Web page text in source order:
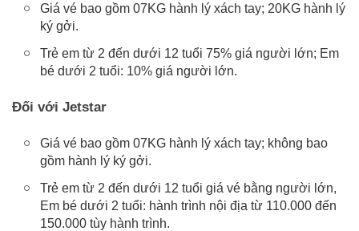
Giá vé bao gồm 07KG hành lý xách tay; 20KG hành lý
ký gởi.
Trẻ em từ 2 đến dưới 12 tuổi 75% giá người lớn; Em
bé dưới 2 tuổi: 10% giá người lớn.
Đối với Jetstar
Giá vé bao gồm 07KG hành lý xách tay; không bao
gồm hành lý ký gởi.
Trẻ em từ 2 đến dưới 12 tuổi giá vé bằng người lớn,
Em bé dưới 2 tuổi: hành trình nội địa từ 110.000 đến
150.000 tùy hành trình.